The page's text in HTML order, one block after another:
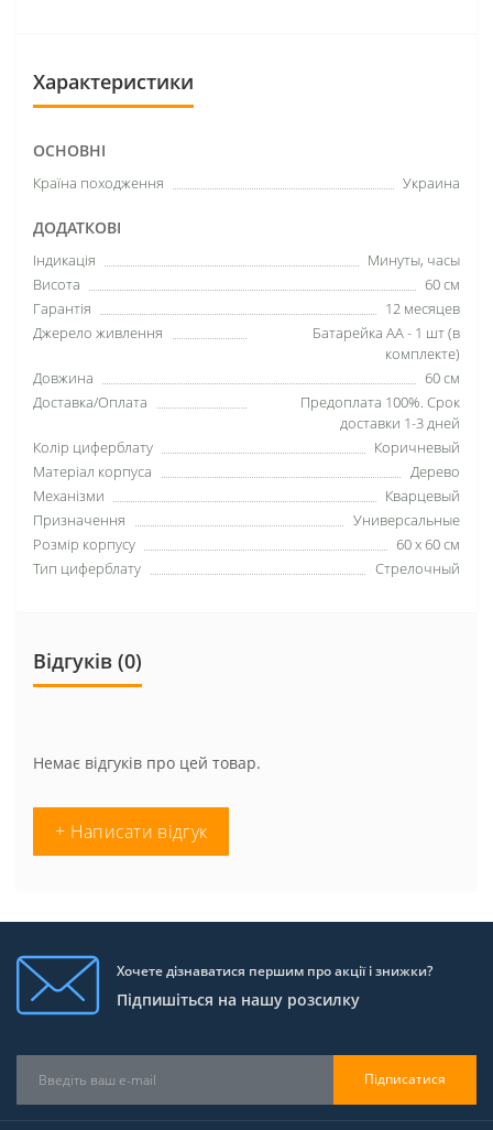
Характеристики
ОСНОВНІ
Країна походження Украина
ДОДАТКОВІ
Індикація
Минуты, часы
Висота
60 см
Гарантія
12 месяцев
Джерело живлення
Батарейка АА - 1 шт (в
комплекте)
Довжина
60 см
Доставка/Оплата
Предоплата 100%. Срок
доставки 1-3 дней
Колір циферблату
Коричневый
Матеріал корпуса
Дерево
Механізми
Кварцевый
Призначення
Универсальные
Розмір корпусу
60 х 60 см
Тип циферблату
Стрелочный
Відгуків (0)
Немає відгуків про цей товар.
+ Написати відгук
Хочете дізнаватися першим про акції і знижки?
Підпишіться на нашу розсилку
Підписатися